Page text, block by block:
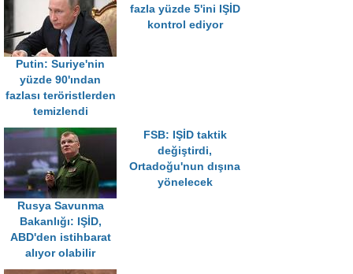
Putin: Suriye'nin
yüzde 90'ından
fazlası teröristlerden
temizlendi
fazla yüzde 5'ini IŞİD
kontrol ediyor
Rusya Savunma
Bakanlığı: IŞİD,
ABD'den istihbarat
alıyor olabilir
FSB: IŞİD taktik
değiştirdi,
Ortadoğu'nun dışına
yönelecek